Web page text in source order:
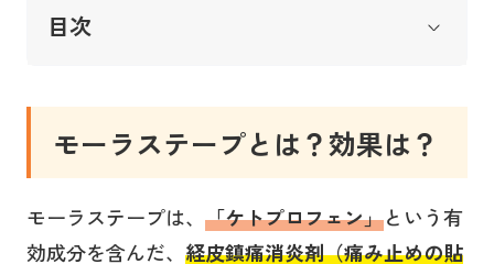
目次
モーラステープとは？効果は？
モーラステープは、 「ケトプロフェン」という有
効成分を含んだ、 経皮鎮痛消炎剤（痛み止めの貼